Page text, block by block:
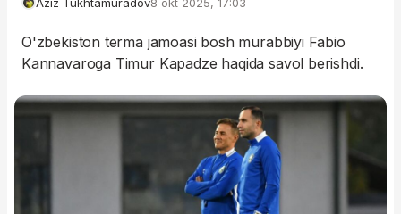
O'zbekiston terma jamoasi bosh murabbiyi Fabio
Kannavaroga Timur Kapadze haqida savol berishdi.